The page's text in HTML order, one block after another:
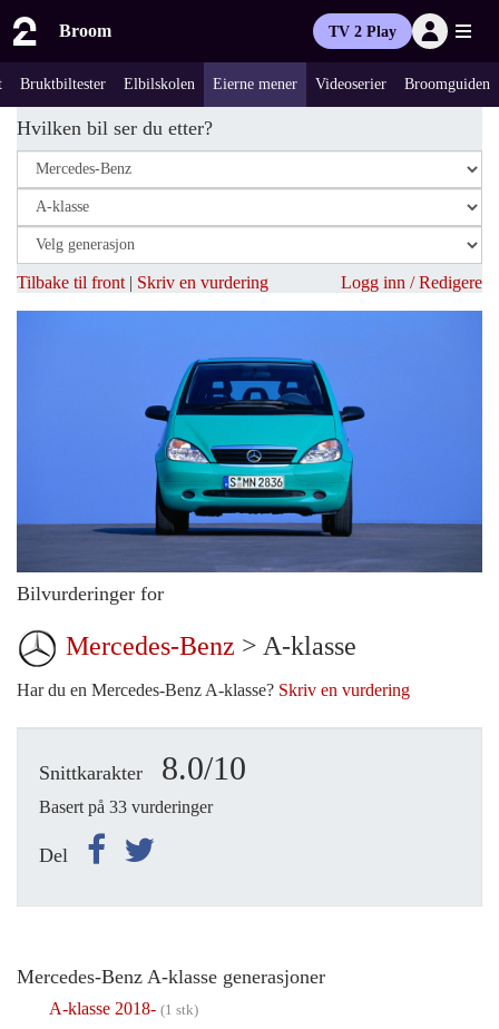
Broom TV 2 Play
Bruktbiltester Elbilskolen Eierne mener Videoserier Broomguiden
Hvilken bil ser du etter?
Tilbake til front | Skriv en vurdering Logg inn / Redigere
Bilvurderinger for
Mercedes-Benz > A-klasse
Har du en Mercedes-Benz A-klasse? Skriv en vurdering
Snittkarakter 8.0/10
Basert på 33 vurderinger
Del
Mercedes-Benz A-klasse generasjoner
A-klasse 2018- (1 stk)